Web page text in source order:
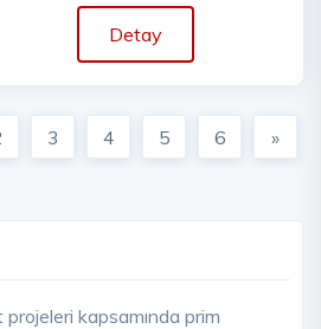
Detay
3 4 5 6 »
kapsamında prim